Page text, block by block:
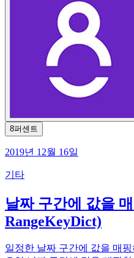
8퍼센트
2019년 12월 16일
기타
날짜 구간에 값을
RangeKeyDict)
일정한 날짜 구간에 값을 매